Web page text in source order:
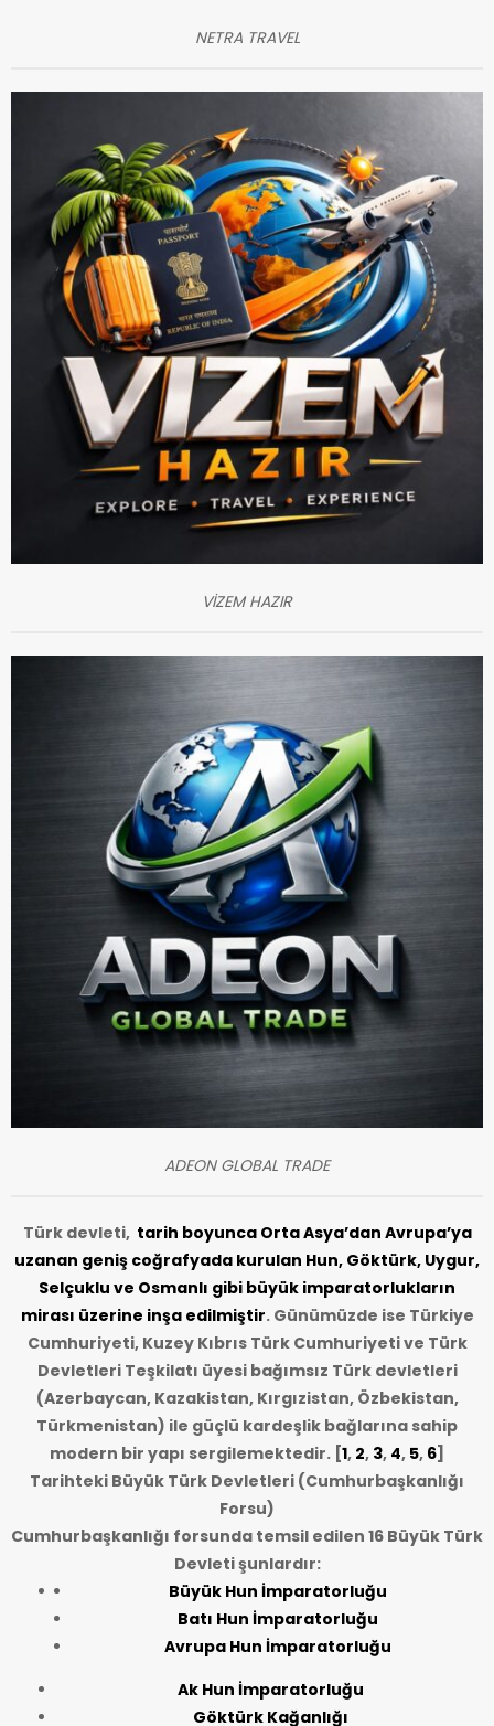
NETRA TRAVEL
VİZEM HAZIR
ADEON GLOBAL TRADE
Türk devleti, tarih boyunca Orta Asya’dan Avrupa’ya
uzanan geniş coğrafyada kurulan Hun, Göktürk, Uygur,
Selçuklu ve Osmanlı gibi büyük imparatorlukların
mirası üzerine inşa edilmiştir. Günümüzde ise Türkiye
Cumhuriyeti, Kuzey Kıbrıs Türk Cumhuriyeti ve Türk
Devletleri Teşkilatı üyesi bağımsız Türk devletleri
(Azerbaycan, Kazakistan, Kırgızistan, Özbekistan,
Türkmenistan) ile güçlü kardeşlik bağlarına sahip
modern bir yapı sergilemektedir. [1, 2, 3, 4, 5, 6]
Tarihteki Büyük Türk Devletleri (Cumhurbaşkanlığı
Forsu)
Cumhurbaşkanlığı forsunda temsil edilen 16 Büyük Türk
Devleti şunlardır:
Büyük Hun İmparatorluğu
Batı Hun İmparatorluğu
Avrupa Hun İmparatorluğu
Ak Hun İmparatorluğu
Göktürk Kağanlığı